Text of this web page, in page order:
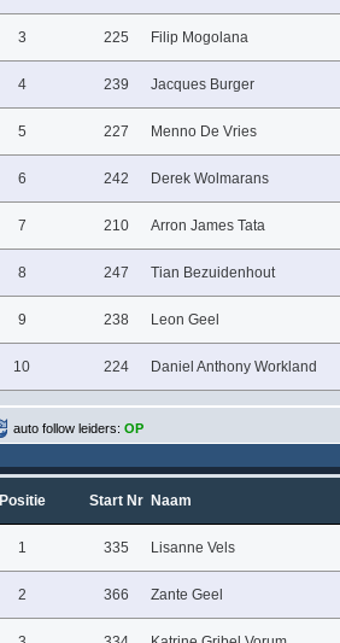
3 225 Filip Mogolana
4 239 Jacques Burger
5 227 Menno De Vries
6 242 Derek Wolmarans
7 210 Arron James Tata
8 247 Tian Bezuidenhout
9 238 Leon Geel
10 224 Daniel Anthony Workland
auto follow leiders: OP
Positie Start Nr Naam
1 335 Lisanne Vels
2 366 Zante Geel